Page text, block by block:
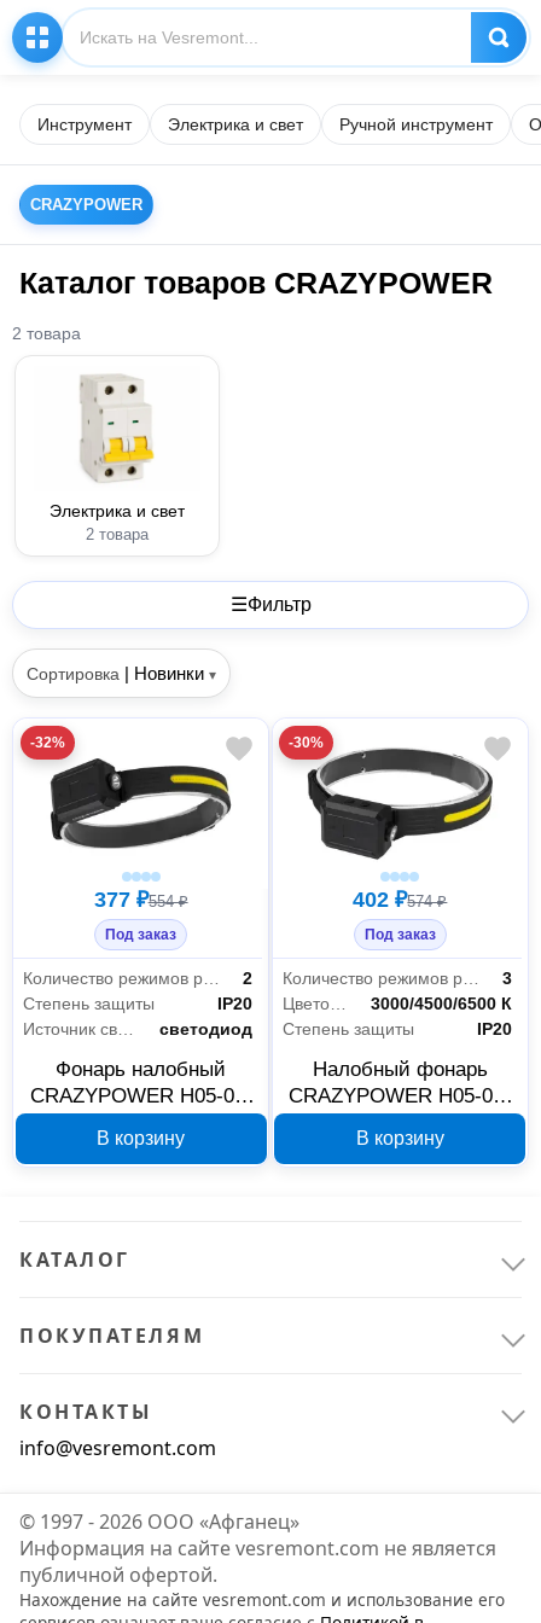
Инструмент Электрика и свет Ручной инструмент
CRAZYPOWER
Каталог товаров CRAZYPOWER
2 товара
Электрика и свет
2 товара
☰Фильтр
Сортировка | Новинки ▾
-32%
377 ₽554 ₽
Под заказ
2
Степень защиты
IP20
светодиод
Фонарь налобный
CRAZYPOWER H05-01-
лм
В корзину
-30%
402 ₽574 ₽
Под заказ
Количество режимов работы
3
Цветовая температура
3000/4500/6500 К
Степень защиты
IP20
Налобный фонарь
CRAZYPOWER H05-02-
В корзину
КАТАЛОГ
ПОКУПАТЕЛЯМ
КОНТАКТЫ
info@vesremont.com
© 1997 - 2026 ООО «Афганец»
Информация на сайте vesremont.com не является
публичной офертой.
Нахождение на сайте vesremont.com и использование его